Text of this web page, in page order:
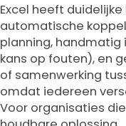
Excel heeft
automatische
planning,
kans op fouten), en
of samenwerking
omdat iedereen
Voor organisaties